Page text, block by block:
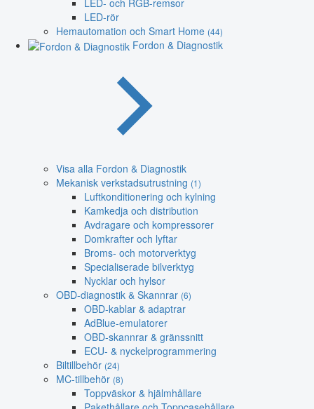
LED-rör
Hemautomation och Smart Home (44)
Fordon & Diagnostik
Visa alla Fordon & Diagnostik
Mekanisk verkstadsutrustning (1)
Luftkonditionering och kylning
Kamkedja och distribution
Avdragare och kompressorer
Domkrafter och lyftar
Broms- och motorverktyg
Specialiserade bilverktyg
Nycklar och hylsor
OBD-diagnostik & Skannrar (6)
OBD-kablar & adaptrar
AdBlue-emulatorer
OBD-skannrar & gränssnitt
ECU- & nyckelprogrammering
Biltillbehör (24)
MC-tillbehör (8)
Toppväskor & hjälmhållare